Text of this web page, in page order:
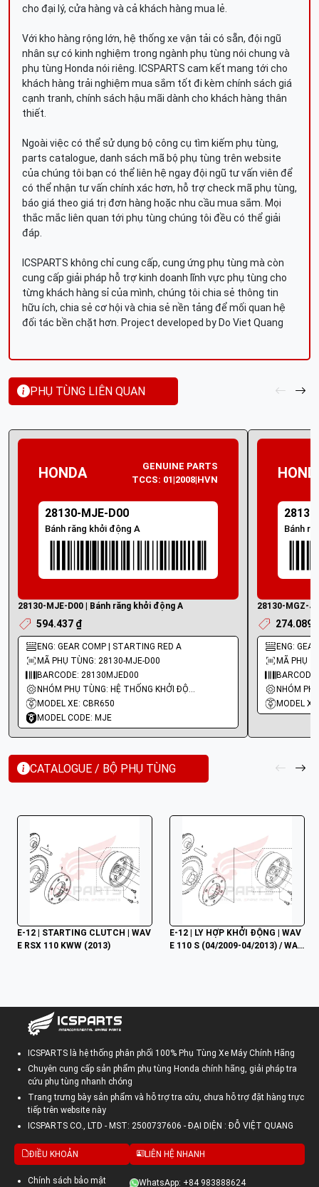
cho đại lý, cửa hàng và cả khách hàng mua lẻ.
Với kho hàng rộng lớn, hệ thống xe vận tải có sẵn, đội ngũ
nhân sự có kinh nghiệm trong ngành phụ tùng nói chung và
phụ tùng Honda nói riêng. ICSPARTS cam kết mang tới cho
khách hàng trải nghiệm mua sắm tốt đi kèm chính sách giá
cạnh tranh, chính sách hậu mãi dành cho khách hàng thân
thiết.
Ngoài việc có thể sử dụng bộ công cụ tìm kiếm phụ tùng,
parts catalogue, danh sách mã bộ phụ tùng trên website
của chúng tôi bạn có thể liên hệ ngay đội ngũ tư vấn viên để
có thể nhận tư vấn chính xác hơn, hỗ trợ check mã phụ tùng,
báo giá theo giá trị đơn hàng hoặc nhu cầu mua sắm. Mọi
thắc mắc liên quan tới phụ tùng chúng tôi đều có thể giải
đáp.
ICSPARTS không chỉ cung cấp, cung ứng phụ tùng mà còn
cung cấp giải pháp hỗ trợ kinh doanh lĩnh vực phụ tùng cho
từng khách hàng sỉ của mình, chúng tôi chia sẻ thông tin
hữu ích, chia sẻ cơ hội và chia sẻ nền tảng để mối quan hệ
đối tác bền chặt hơn. Project developed by Do Viet Quang
PHỤ TÙNG LIÊN QUAN
HONDA
GENUINE PARTS
TCCS: 01|2008|HVN
28130-MJE-D00
Bánh răng khởi động A
28130-MJE-D00 | Bánh răng khởi động A
594.437 ₫
ENG: GEAR COMP | STARTING RED A
MÃ PHỤ TÙNG: 28130-MJE-D00
BARCODE: 28130MJED00
NHÓM PHỤ TÙNG: HỆ THỐNG KHỞI ĐỘNG - ĐỀ
MODEL XE: CBR650
MODEL CODE: MJE
Bánh
28130-MGZ-
274.089
ENG:
MÃ PHỤ
MODEL
CATALOGUE / BỘ PHỤ TÙNG
E-12 | STARTING CLUTCH | WAV
E RSX 110 KWW (2013)
E-12 | LY HỢP KHỞI ĐỘNG | WAV
E 110 S (04/2009-04/2013) / WAV
ICSPARTS là hệ thống phân phối 100% Phụ Tùng Xe Máy Chính Hãng
Chuyên cung cấp sản phẩm phụ tùng Honda chính hãng, giải pháp tra
cứu phụ tùng nhanh chóng
Trang trưng bày sản phẩm và hỗ trợ tra cứu, chưa hỗ trợ đặt hàng trực
tiếp trên website này
ICSPARTS CO., LTD - MST: 2500737606 - ĐẠI DIỆN : ĐỖ VIỆT QUANG
ĐIỀU KHOẢN
Chính sách bảo mật
LIÊN HỆ NHANH
WhatsApp: +84 983888624